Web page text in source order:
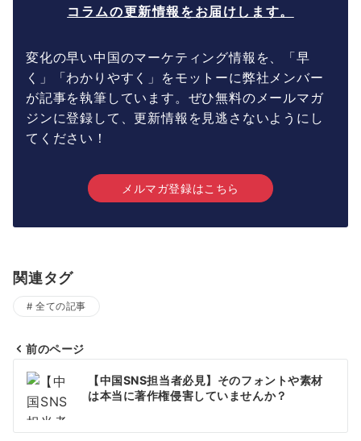
コラムの更新情報をお届けします。
変化の早い中国のマーケティング情報を、「早
く」「わかりやすく」をモットーに弊社メンバー
が記事を執筆しています。ぜひ無料のメールマガ
ジンに登録して、更新情報を見逃さないようにし
てください！
メルマガ登録はこちら
関連タグ
全ての記事
投
稿
ナ
前のページ
【中国SNS担当者必見】そのフォントや素材
は本当に著作権侵害していませんか？